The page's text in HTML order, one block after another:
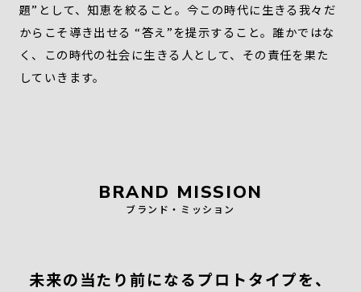
題”として、知恵を絞ること。今この時代に生きる我々だ
からこそ導き出せる “答え”を提示すること。誰かではな
く、この時代の社会に生きる人として、その責任を果た
していきます。
BRAND MISSION
ブランド・ミッション
未来の当たり前になるプロトタイプを、